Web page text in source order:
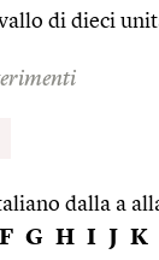
di dieci
dalla a
F G H I J K